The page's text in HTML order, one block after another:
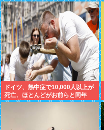
ドイツ、熱中症で10,000人以上が
死亡、ほとんどがお前らと同年
代、若者は無問題